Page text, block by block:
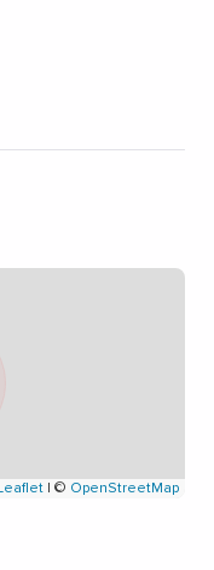
| © OpenStreetMap